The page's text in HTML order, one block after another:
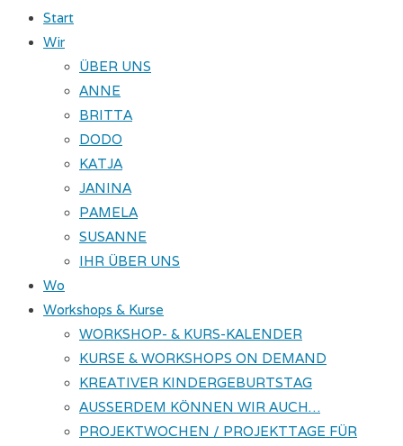
Start
Wir
ÜBER UNS
ANNE
BRITTA
DODO
KATJA
JANINA
PAMELA
SUSANNE
IHR ÜBER UNS
Wo
Workshops & Kurse
WORKSHOP- & KURS-KALENDER
KURSE & WORKSHOPS ON DEMAND
KREATIVER KINDERGEBURTSTAG
AUSSERDEM KÖNNEN WIR AUCH…
PROJEKTWOCHEN / PROJEKTTAGE FÜR